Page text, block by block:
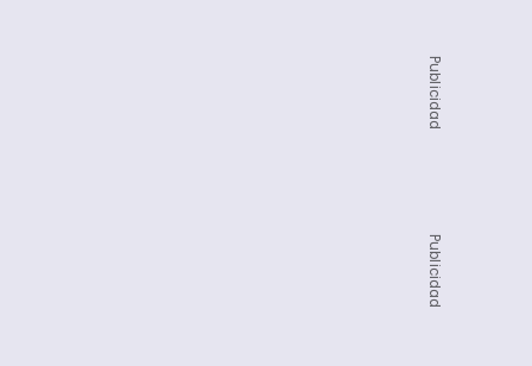
Publicidad
Publicidad